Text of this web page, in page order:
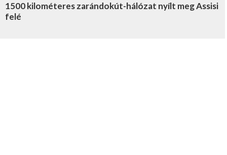
1500 kilométeres zarándokút-hálózat nyílt meg Assisi
felé